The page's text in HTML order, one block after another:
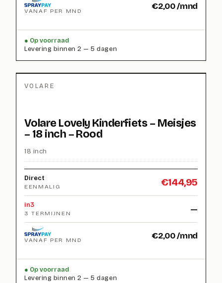
VANAF PER MND €2,00/mnd
Op voorraad
Levering binnen 2 — 5 dagen
VOLARE
Volare Lovely Kinderfiets – Meisjes
– 18 inch – Rood
18 inch
Direct
EENMALIG €144,95
in3
3 TERMIJNEN —
VANAF PER MND €2,00/mnd
Op voorraad
Levering binnen 2 — 5 dagen